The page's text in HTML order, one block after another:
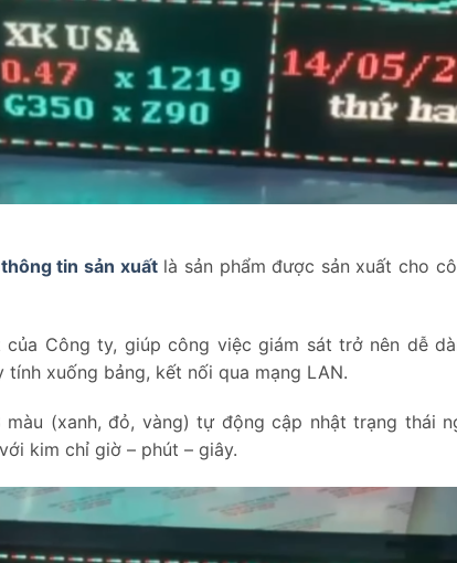
tin sản xuấtlà sản phẩm được sản xuất cho
của Công ty, giúp công việc giám sát trở nên dễ
xuống bảng, kết nối qua mạng LAN.
màu (xanh, đỏ, vàng) tự động cập nhật trạng thái
kim chỉ giờ – phút – giây.